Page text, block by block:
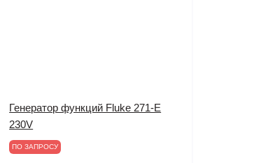
Генератор функций Fluke 271-E
230V
ПО ЗАПРОСУ